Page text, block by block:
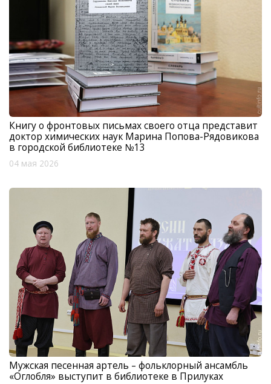
Книгу о фронтовых письмах своего отца представит
доктор химических наук Марина Попова-Рядовикова
в городской библиотеке №13
04 мая 2026
Мужская песенная артель – фольклорный ансамбль
«Оглобля» выступит в библиотеке в Прилуках